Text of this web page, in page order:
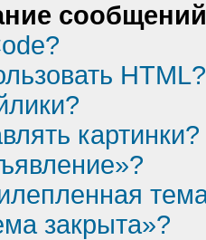
HTML?
картинки?
закрыта»?